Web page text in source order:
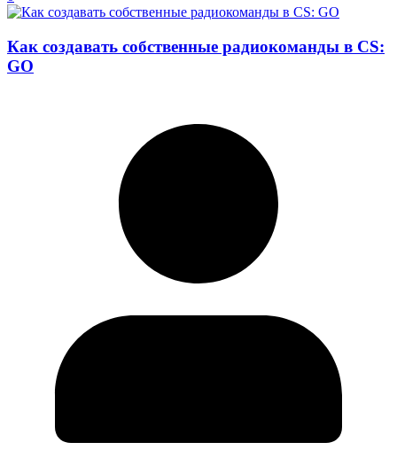
Как создавать собственные радиокоманды в CS:
GO